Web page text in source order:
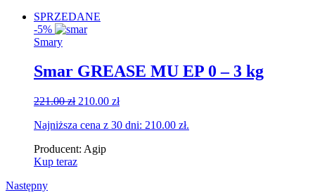
SPRZEDANE
-5%
Smary
Smar GREASE MU EP 0 – 3 kg
221.00zł Original
was:
210.00 złCurrent
is:
Najniższa cena z 30 dni: 210.00 zł.
Producent: Agip
Kup teraz
Następny